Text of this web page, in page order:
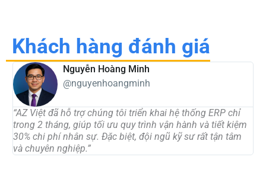
Khách hàng đánh giá
Nguyễn Hoàng Minh
@nguyenhoangminh
“AZ Việt đã hỗ trợ chúng tôi triển khai hệ thống ERP chỉ
trong 2 tháng, giúp tối ưu quy trình vận hành và tiết kiệm
30% chi phí nhân sự. Đặc biệt, đội ngũ kỹ sư rất tận tâm
và chuyên nghiệp.”